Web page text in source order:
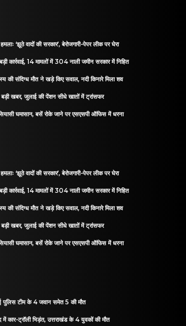
‘झूठे वादों की सरकार’, बेरोजगारी-पेपर लीक पर घेरा
कार्रवाई, 14 मामलों में 304 नाली जमीन सरकार में निहित
की संदिग्ध मौत ने खड़े किए सवाल, नदी किनारे मिला शव
खबर, जुलाई की पेंशन सीधे खातों में ट्रांसफर
घमासान, बसें रोके जाने पर एसएसपी ऑफिस में धरना
‘झूठे वादों की सरकार’, बेरोजगारी-पेपर लीक पर घेरा
कार्रवाई, 14 मामलों में 304 नाली जमीन सरकार में निहित
की संदिग्ध मौत ने खड़े किए सवाल, नदी किनारे मिला शव
खबर, जुलाई की पेंशन सीधे खातों में ट्रांसफर
घमासान, बसें रोके जाने पर एसएसपी ऑफिस में धरना
पुलिस टीम के 4 जवान समेत 5 की मौत
में कार-ट्रॉली भिड़ंत, उत्तराखंड के 4 युवकों की मौत